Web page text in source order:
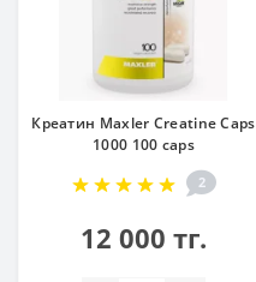
Креатин Maxler Creatine Caps
1000 100 caps
2
12 000 тг.